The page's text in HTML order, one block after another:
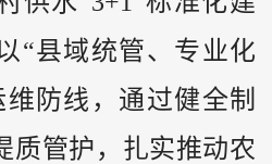
“县域统管、专业化
防线，通过健全制
质管护，扎实推动农